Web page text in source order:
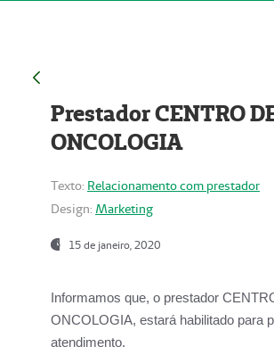
Prestador CENTRO
ONCOLOGIA
Texto: Relacionamento com prestador
Design: Marketing
15 de janeiro, 2020
Informamos que, o prestador
ONCOLOGIA, estará habilitado para
atendimento.